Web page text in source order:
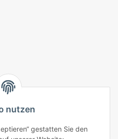
nutzen
gestatten Sie den